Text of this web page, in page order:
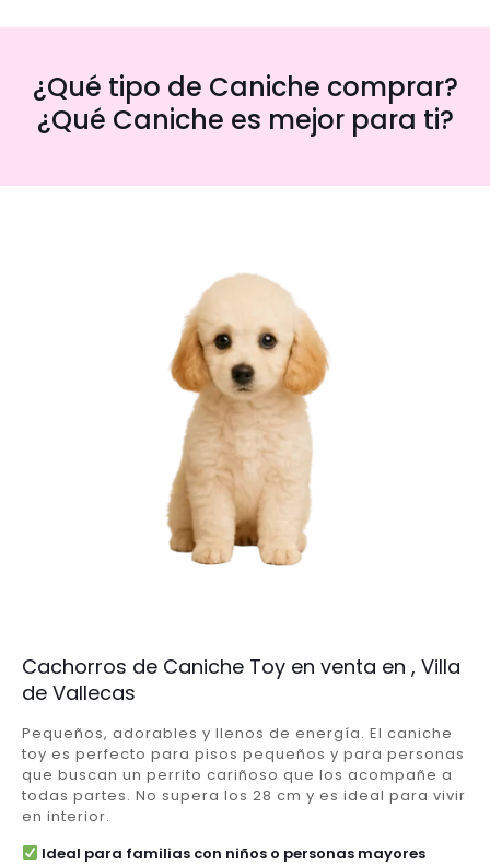
¿Qué tipo de Caniche comprar?
¿Qué Caniche es mejor para ti?
Cachorros de Caniche Toy en venta en , Villa
de Vallecas
Pequeños, adorables y llenos de energía. El caniche
toy es perfecto para pisos pequeños y para personas
que buscan un perrito cariñoso que los acompañe a
todas partes. No supera los 28 cm y es ideal para vivir
en interior.
Ideal para familias con niños o personas mayores